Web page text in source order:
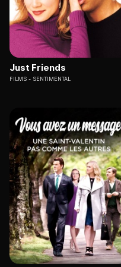
Just Friends
FILMS SENTIMENTAL